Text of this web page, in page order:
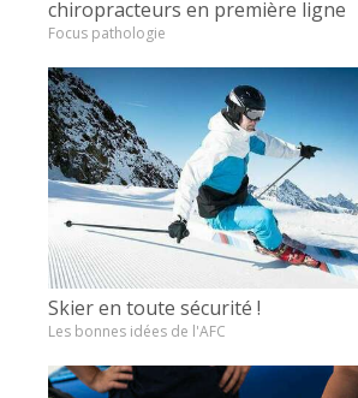
chiropracteurs en première ligne
Focus pathologie
Skier en toute sécurité !
Les bonnes idées de l'AFC